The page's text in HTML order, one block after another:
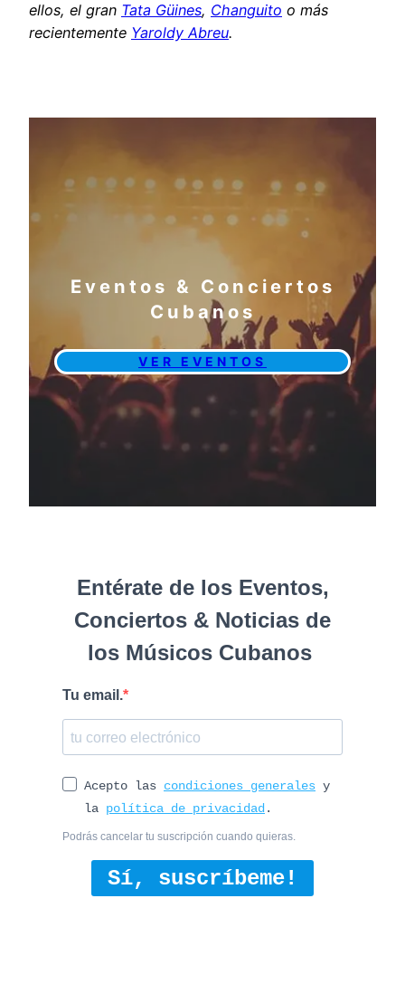
ellos, el gran Tata Güines, Changuito o más
recientemente Yaroldy Abreu.
Eventos & Conciertos
Cubanos
VER EVENTOS
Entérate de los Eventos,
Conciertos & Noticias de
los Músicos Cubanos
Tu email.
Acepto las condiciones generales y
la política de privacidad.
Podrás cancelar tu suscripción cuando quieras.
Sí, suscríbeme!